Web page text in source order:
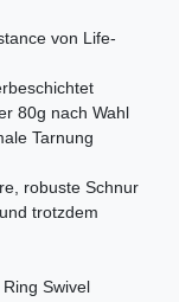
von Life-
80g nach Wahl
Tarnung
robuste Schnur
trotzdem
Swivel